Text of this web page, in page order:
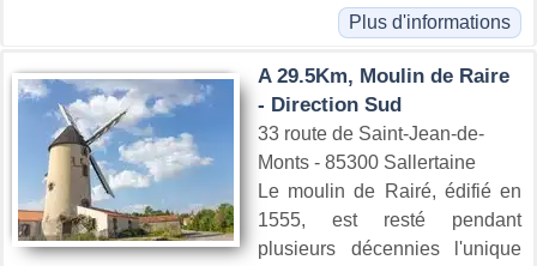
Plus d'informations
A 29.5Km, Moulin de Raire
- Direction Sud
33 route de Saint-Jean-de-
Monts - 85300 Sallertaine
Le moulin de Rairé, édifié en
1555, est resté pendant
plusieurs décennies l'unique